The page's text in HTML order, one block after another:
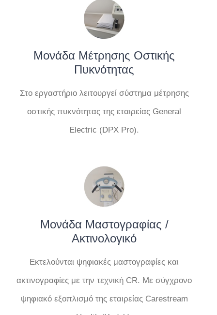
Μονάδα Μέτρησης Οστικής
Πυκνότητας
Στο εργαστήριο λειτουργεί σύστημα μέτρησης
οστικής πυκνότητας της εταιρείας General
Electric (DPX Pro).
Μονάδα Μαστογραφίας /
Ακτινολογικό
Εκτελούνται ψηφιακές μαστογραφίες και
ακτινογραφίες με την τεχνική CR. Με σύγχρονο
ψηφιακό εξοπλισμό της εταιρείας Carestream